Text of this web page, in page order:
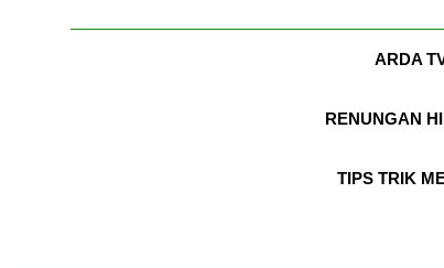
ARDA
RENUNGAN
TIPS TRIK